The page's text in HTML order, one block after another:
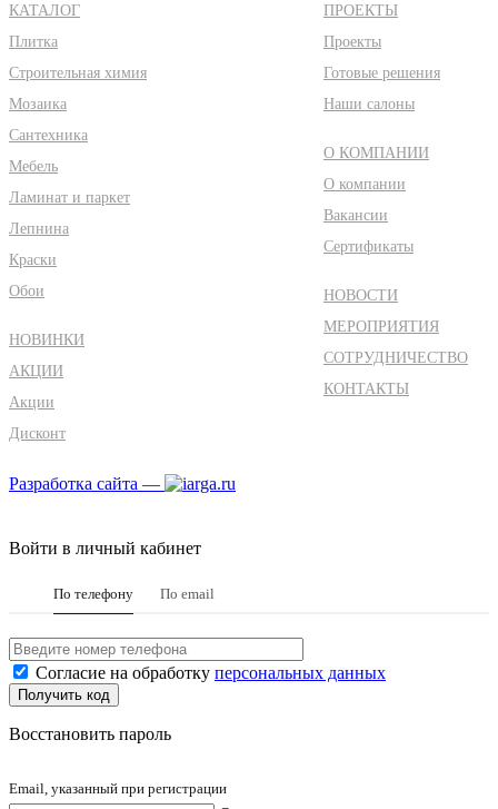
КАТАЛОГ
Плитка
Строительная химия
Мозаика
Сантехника
Мебель
Ламинат и паркет
Лепнина
Краски
Обои
НОВИНКИ
АКЦИИ
Акции
Дисконт
ПРОЕКТЫ
Проекты
Готовые решения
Наши салоны
О КОМПАНИИ
О компании
Вакансии
Сертификаты
НОВОСТИ
МЕРОПРИЯТИЯ
СОТРУДНИЧЕСТВО
КОНТАКТЫ
Разработка сайта —
Войти в личный кабинет
По телефону По email
Согласие на обработку персональных данных
Восстановить пароль
Email, указанный при регистрации